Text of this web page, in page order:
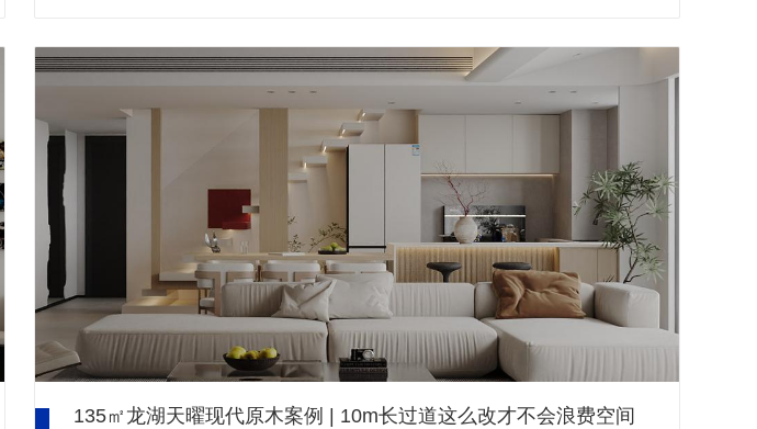
135㎡龙湖天曜现代原木案例 | 10m长过道这么改才不会浪费空间